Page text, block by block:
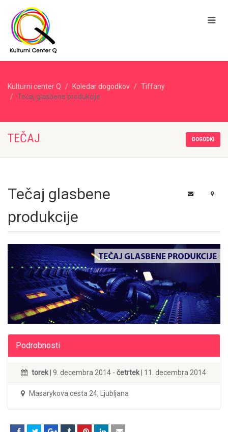
Kulturni center Q Koledar dogodkov
Tiffany
Tečaj glasbene produkcije
TEČAJ DOGODKI
Tečaj glasbene
produkcije
Podrobnosti
torek| 9. decembra 2014 - četrtek| 11. decembra 2014
Masarykova cesta 24, Ljubljana